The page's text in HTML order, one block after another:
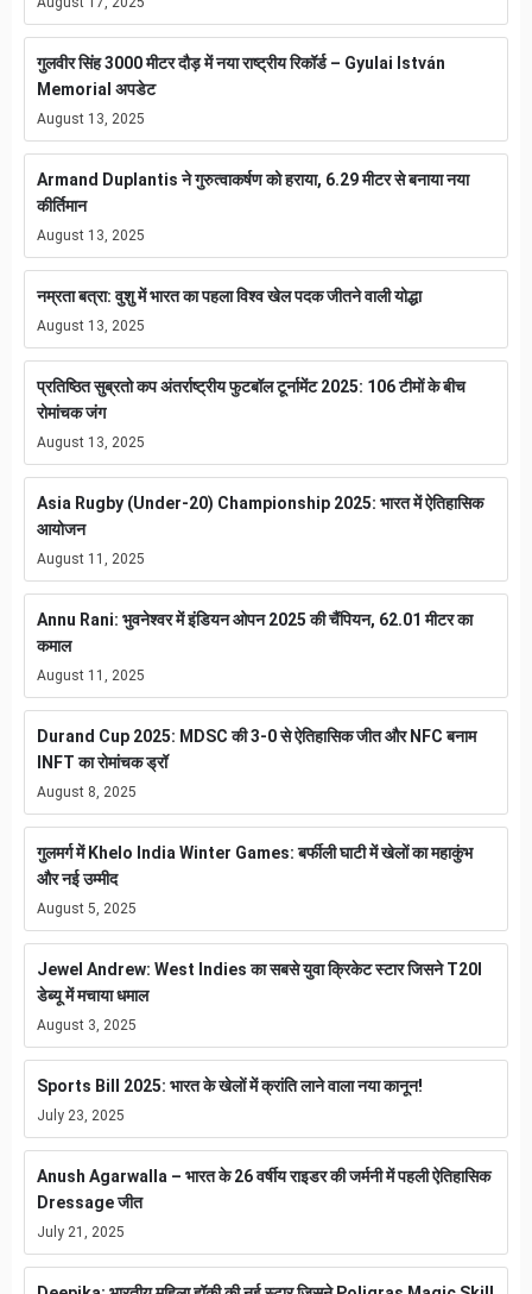
गुलवीर सिंह 3000 मीटर दौड़ में नया राष्ट्रीय रिकॉर्ड – Gyulai István
Memorial अपडेट
August 13, 2025
Armand Duplantis ने गुरुत्वाकर्षण को हराया, 6.29 मीटर से बनाया नया
कीर्तिमान
August 13, 2025
नम्रता बत्रा: वुशु में भारत का पहला विश्व खेल पदक जीतने वाली योद्धा
August 13, 2025
प्रतिष्ठित सुब्रतो कप अंतर्राष्ट्रीय फुटबॉल टूर्नामेंट 2025: 106 टीमों के बीच
रोमांचक जंग
August 13, 2025
Asia Rugby (Under-20) Championship 2025: भारत में ऐतिहासिक
आयोजन
August 11, 2025
Annu Rani: भुवनेश्वर में इंडियन ओपन 2025 की चैंपियन, 62.01 मीटर का
कमाल
August 11, 2025
Durand Cup 2025: MDSC की 3-0 से ऐतिहासिक जीत और NFC बनाम
INFT का रोमांचक ड्रॉ
August 8, 2025
गुलमर्ग में Khelo India Winter Games: बर्फीली घाटी में खेलों का महाकुंभ
और नई उम्मीद
August 5, 2025
Jewel Andrew: West Indies का सबसे युवा क्रिकेट स्टार जिसने T20I
डेब्यू में मचाया धमाल
August 3, 2025
Sports Bill 2025: भारत के खेलों में क्रांति लाने वाला नया कानून!
July 23, 2025
Anush Agarwalla – भारत के 26 वर्षीय राइडर की जर्मनी में पहली ऐतिहासिक
Dressage जीत
July 21, 2025